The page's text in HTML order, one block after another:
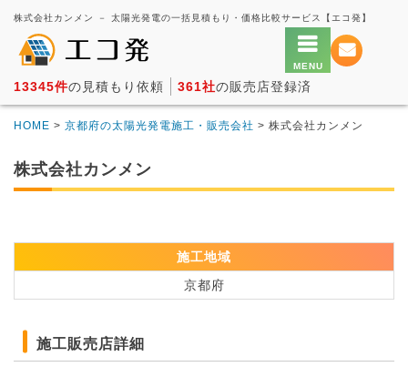
株式会社カンメン － 太陽光発電の一括見積もり・価格比較サービス【エコ発】
13345件の見積もり依頼 361社の販売店登録済
HOME > 京都府の太陽光発電施工・販売会社 > 株式会社カンメン
株式会社カンメン
施工地域
京都府
施工販売店詳細